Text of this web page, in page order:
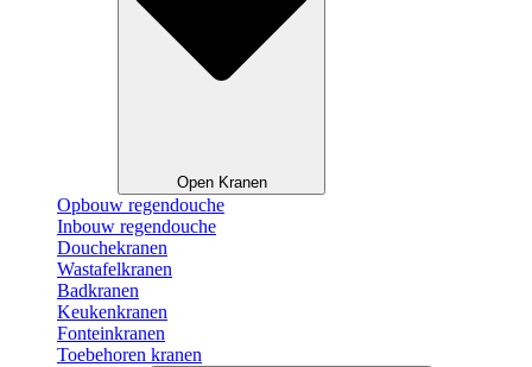
Open Kranen
Opbouw regendouche
Inbouw regendouche
Douchekranen
Wastafelkranen
Badkranen
Keukenkranen
Fonteinkranen
Toebehoren kranen